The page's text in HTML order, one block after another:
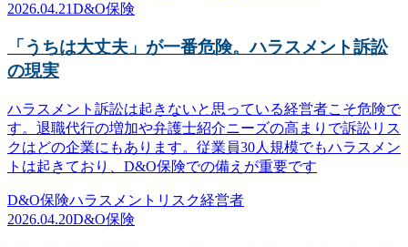
2026.04.21D&O保険
「うちは大丈夫」が一番危険。ハラスメント訴訟
の現実
ハラスメント訴訟は起きないと思っている経営者こそ危険で
す。退職代行の増加や弁護士紹介ニーズの高まりで訴訟リス
クはどの企業にもあります。従業員30人規模でもハラスメン
トは起きており、D&O保険での備えが重要です
D&O保険ハラスメント リスク経営者
2026.04.20D&O保険